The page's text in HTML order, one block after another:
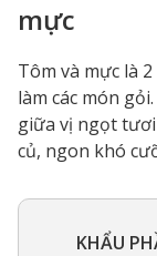
mực
Tôm và mực là
làm các món
giữa vị ngọt
củ, ngon khó
KHẨU